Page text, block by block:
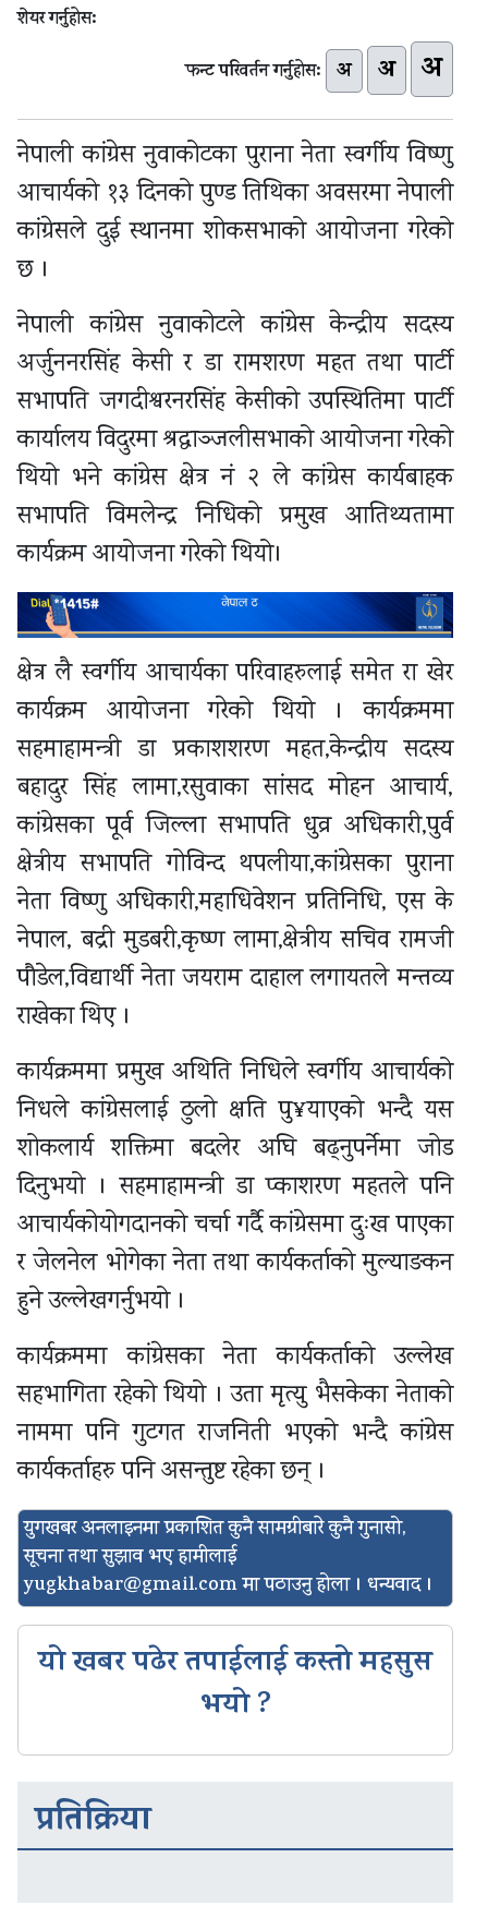
शेयर गर्नुहोस:
फन्ट परिवर्तन गर्नुहोस: अ अ अ
नेपाली कांग्रेस नुवाकोटका पुराना नेता स्वर्गीय विष्णु
आचार्यको १३ दिनको पुण्ड तिथिका अवसरमा नेपाली
कांग्रेसले दुई स्थानमा शोकसभाको आयोजना गरेको
छ ।
नेपाली कांग्रेस नुवाकोटले कांग्रेस केन्द्रीय सदस्य
अर्जुननरसिंह केसी र डा रामशरण महत तथा पार्टी
सभापति जगदीश्वरनरसिंह केसीको उपस्थितिमा पार्टी
कार्यालय विदुरमा श्रद्धाञ्जलीसभाको आयोजना गरेको
थियो भने कांग्रेस क्षेत्र नं २ ले कांग्रेस कार्यबाहक
सभापति विमलेन्द्र निधिको प्रमुख आतिथ्यतामा
कार्यक्रम आयोजना गरेको थियो।
क्षेत्र लै स्वर्गीय आचार्यका परिवाहरुलाई समेत रा खेर
कार्यक्रम आयोजना गरेको थियो । कार्यक्रममा
सहमाहामन्त्री डा प्रकाशशरण महत,केन्द्रीय सदस्य
बहादुर सिंह लामा,रसुवाका सांसद मोहन आचार्य,
कांग्रेसका पूर्व जिल्ला सभापति धुव्र अधिकारी,पुर्व
क्षेत्रीय सभापति गोविन्द थपलीया,कांग्रेसका पुराना
नेता विष्णु अधिकारी,महाधिवेशन प्रतिनिधि, एस के
नेपाल, बद्री मुडबरी,कृष्ण लामा,क्षेत्रीय सचिव रामजी
पौडेल,विद्यार्थी नेता जयराम दाहाल लगायतले मन्तव्य
राखेका थिए ।
कार्यक्रममा प्रमुख अथिति निधिले स्वर्गीय आचार्यको
निधले कांग्रेसलाई ठुलो क्षति पु¥याएको भन्दै यस
शोकलार्य शक्तिमा बदलेर अघि बढ्नुपर्नेमा जोड
दिनुभयो । सहमाहामन्त्री डा प्काशरण महतले पनि
आचार्यकोयोगदानको चर्चा गर्दै कांग्रेसमा दुःख पाएका
र जेलनेल भोगेका नेता तथा कार्यकर्ताको मुल्याङकन
हुने उल्लेखगर्नुभयो ।
कार्यक्रममा कांग्रेसका नेता कार्यकर्ताको उल्लेख
सहभागिता रहेको थियो । उता मृत्यु भैसकेका नेताको
नाममा पनि गुटगत राजनिती भएको भन्दै कांग्रेस
कार्यकर्ताहरु पनि असन्तुष्ट रहेका छन् ।
युगखबर अनलाइनमा प्रकाशित कुनै सामग्रीबारे कुनै गुनासो,
सूचना तथा सुझाव भए हामीलाई
yugkhabar@gmail.comमा पठाउनु होला । धन्यवाद ।
यो खबर पढेर तपाईलाई कस्तो महसुस
भयो ?
प्रतिक्रिया